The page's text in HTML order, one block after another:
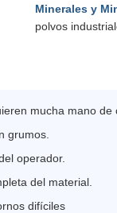
Minerales y
polvos
mucha mano de
grumos.
operador.
del material.
difíciles